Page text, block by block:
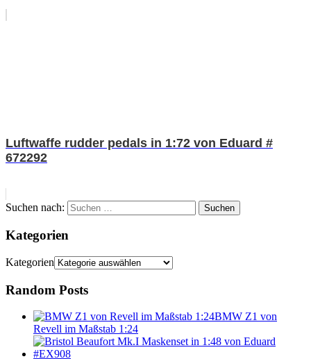
Luftwaffe rudder pedals in 1:72 von Eduard #
672292
Suchen nach: Suchen
Kategorien
Kategorien
Random Posts
BMW Z1 von
Revell im Maßstab 1:24